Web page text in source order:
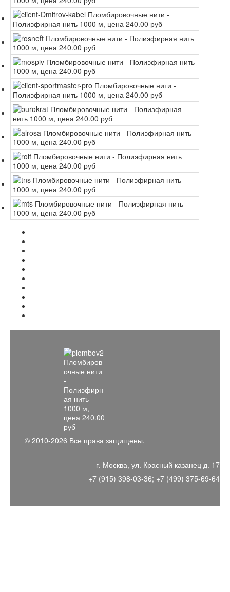
© 2010-2026 Все права защищены.
г. Москва, ул. Красный казанец д. 17
+7 (915) 398-03-36; +7 (499) 375-69-64